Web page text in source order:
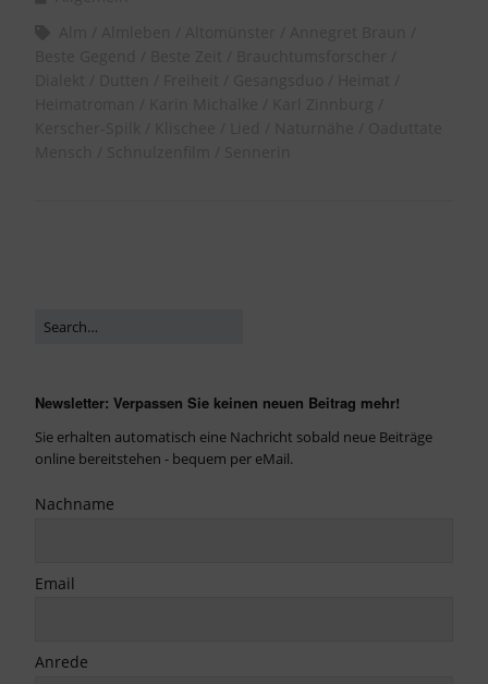
Newsletter: Verpassen Sie keinen neuen Beitrag mehr!
Sie erhalten automatisch eine Nachricht sobald neue Beiträge
online bereitstehen - bequem per eMail.
Nachname
Email
Anrede